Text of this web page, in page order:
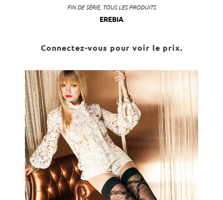
FIN DE SÉRIE, TOUS LES PRODUITS
EREBIA
Connectez-vous pour voir le prix.